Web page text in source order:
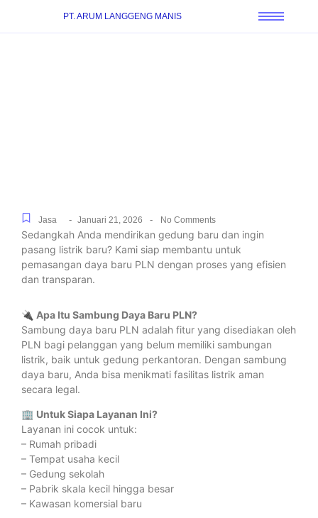
PT. ARUM LANGGENG MANIS
Jasa - Januari 21, 2026 - No Comments
Sedangkah Anda mendirikan gedung baru dan ingin
pasang listrik baru? Kami siap membantu untuk
pemasangan daya baru PLN dengan proses yang efisien
dan transparan.
🔌 Apa Itu Sambung Daya Baru PLN?
Sambung daya baru PLN adalah fitur yang disediakan oleh
PLN bagi pelanggan yang belum memiliki sambungan
listrik, baik untuk gedung perkantoran. Dengan sambung
daya baru, Anda bisa menikmati fasilitas listrik aman
secara legal.
🏢 Untuk Siapa Layanan Ini?
Layanan ini cocok untuk:
– Rumah pribadi
– Tempat usaha kecil
– Gedung sekolah
– Pabrik skala kecil hingga besar
– Kawasan komersial baru